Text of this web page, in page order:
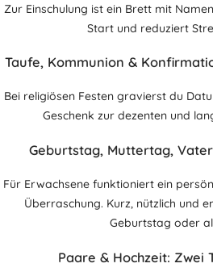
Zur Einschulung ist ein Brett mit
Start und reduziert
Taufe, Kommunion &
Bei religiösen Festen gravierst du
Geschenk zur dezenten und
Geburtstag, Muttertag,
Für Erwachsene funktioniert ein
Überraschung. Kurz, nützlich und
Geburtstag oder
Paare & Hochzeit: Zwei